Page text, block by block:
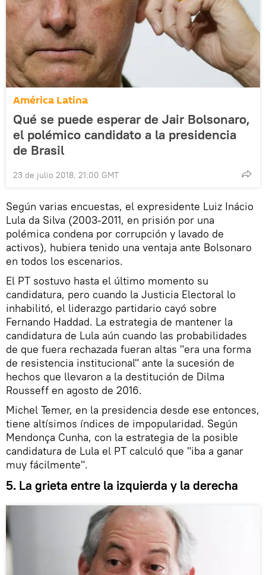
América Latina
Qué se puede esperar de Jair Bolsonaro,
el polémico candidato a la presidencia
de Brasil
23 de julio 2018, 21:00 GMT
Según varias encuestas, el expresidente Luiz Inácio
Lula da Silva (2003-2011, en prisión por una
polémica condena por corrupción y lavado de
activos), hubiera tenido una ventaja ante Bolsonaro
en todos los escenarios.
El PT sostuvo hasta el último momento su
candidatura, pero cuando la Justicia Electoral lo
inhabilitó, el liderazgo partidario cayó sobre
Fernando Haddad. La estrategia de mantener la
candidatura de Lula aún cuando las probabilidades
de que fuera rechazada fueran altas "era una forma
de resistencia institucional" ante la sucesión de
hechos que llevaron a la destitución de Dilma
Rousseff en agosto de 2016.
Michel Temer, en la presidencia desde ese entonces,
tiene altísimos índices de impopularidad. Según
Mendonça Cunha, con la estrategia de la posible
candidatura de Lula el PT calculó que "iba a ganar
muy fácilmente".
5. La grieta entre la izquierda y la derecha